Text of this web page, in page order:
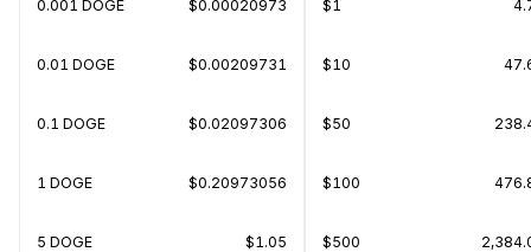
0.001 DOGE $0.00020973
0.01 DOGE $0.00209731
0.1 DOGE $0.02097306
1 DOGE $0.20973056
5 DOGE $1.05
$1
$10
$50
$100
$500